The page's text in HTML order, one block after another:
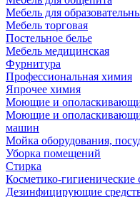
Мебель для
Мебель торговая
Постельное белье
Мебель медицинская
Фурнитура
Профессиональная химия
Япрочее химия
Моющие и
Моющие и
машин
Мойка оборудования,
Уборка помещений
Стирка
Косметико-гигиенические
Дезинфицирующие